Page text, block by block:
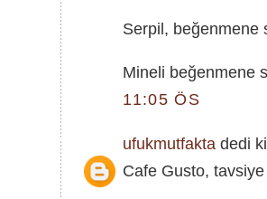
Serpil, beğenmene
Mineli beğenmene
11:05 ÖS
ufukmutfakta dedi
Cafe Gusto,